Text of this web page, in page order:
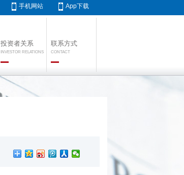
App下载
手机网站
投资者关系
INVESTOR RELATIONS
联系方式
CONTACT